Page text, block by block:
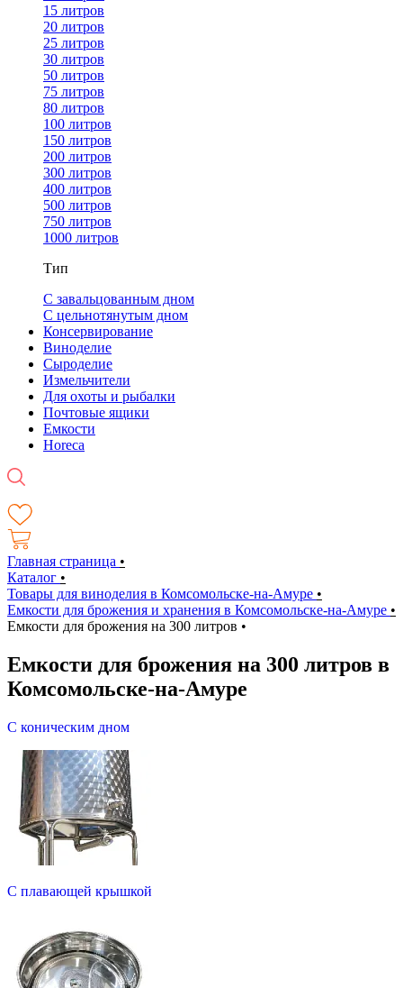
15 литров
20 литров
25 литров
30 литров
50 литров
75 литров
80 литров
100 литров
150 литров
200 литров
300 литров
400 литров
500 литров
750 литров
1000 литров
Тип
С завальцованным дном
С цельнотянутым дном
Консервирование
Виноделие
Сыроделие
Измельчители
Для охоты и рыбалки
Почтовые ящики
Емкости
Horeca
Главная страница •
Каталог •
Товары для виноделия в Комсомольске-на-Амуре •
Емкости для брожения и хранения в Комсомольске-на-Амуре •
Емкости для брожения на 300 литров •
Емкости для брожения на 300 литров в
Комсомольске-на-Амуре
С коническим дном
С плавающей крышкой